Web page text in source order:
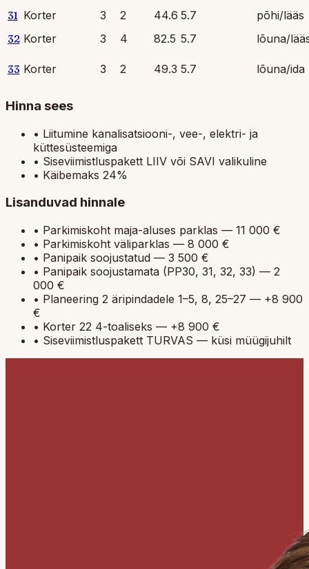
31 Korter 3 2 44.6 5.7
põhi/lääs
32 Korter 3 4 82.5 5.7 lõuna/
33 Korter 3 2 49.3 5.7 lõuna/ida
Hinna sees
• Liitumine kanalisatsiooni-, vee-, elektri- ja
küttesüsteemiga
• Siseviimistluspakett LIIV või SAVI valikuline
• Käibemaks 24%
Lisanduvad hinnale
• Parkimiskoht maja-aluses parklas — 11 000 €
• Parkimiskoht väliparklas — 8 000 €
• Panipaik soojustatud — 3 500 €
• Panipaik soojustamata (PP30, 31, 32, 33) — 2
000 €
• Planeering 2 äripindadele 1–5, 8, 25–27 — +8 900
€
• Korter 22 4-toaliseks — +8 900 €
• Siseviimistluspakett TURVAS — küsi müügijuhilt